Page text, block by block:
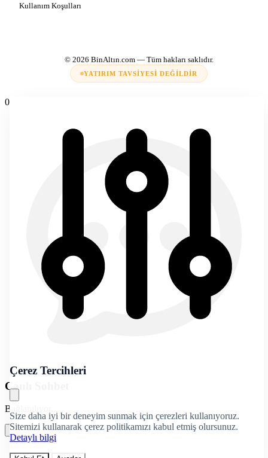
Kullanım Koşulları
© 2026 BinAltın.com— Tüm hakları saklıdır.
YATIRIM TAVSIYESI DEĞILDIR
Çerez Tercihleri
Size daha iyi bir deneyim sunmak için çerezleri kullanıyoruz.
Sitemizi kullanarak çerez politikamızı kabul etmiş olursunuz.
Detaylı bilgi
0
Canlı Sohbet
Bağlanılıyor...